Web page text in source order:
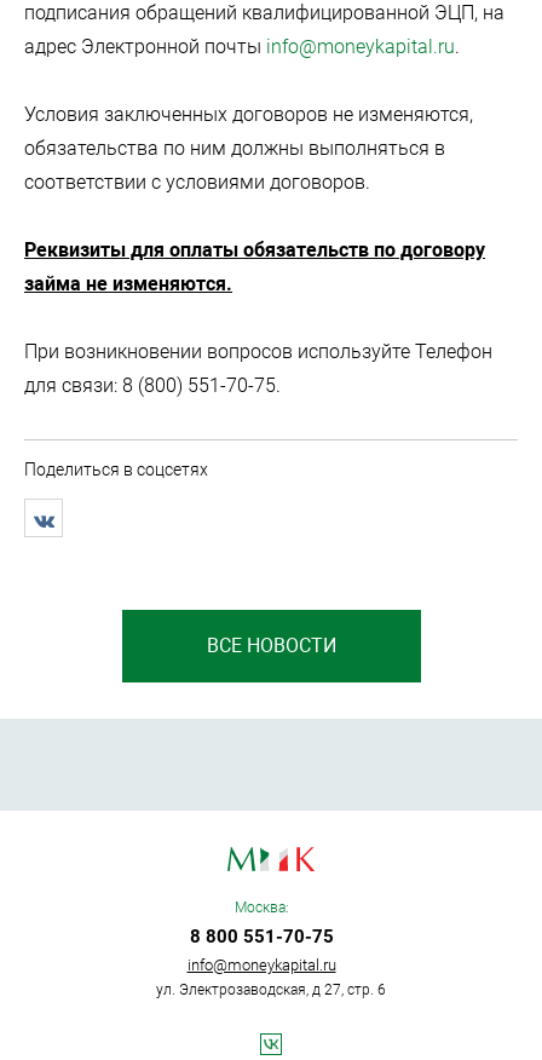
подписания обращений квалифицированной ЭЦП, на
адрес Электронной почты info@moneykapital.ru.
Условия заключенных договоров не изменяются,
обязательства по ним должны выполняться в
соответствии с условиями договоров.
Реквизиты для оплаты обязательств по договору
займа не изменяются.
При возникновении вопросов используйте Телефон
для связи: 8 (800) 551-70-75.
Поделиться в соцсетях
ВСЕ НОВОСТИ
Москва:
8 800 551-70-75
info@moneykapital.ru
ул. Электрозаводская, д 27, стр. 6